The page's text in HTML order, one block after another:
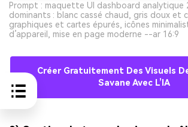
Prompt : maquette UI dashboard analytique
dominants : blanc cassé chaud, gris doux et
graphiques et cartes épurés, icônes
d’appareil, mise en page moderne --ar 16:9
Créer Gratuitement Des Visuels
Savane Avec L’IA